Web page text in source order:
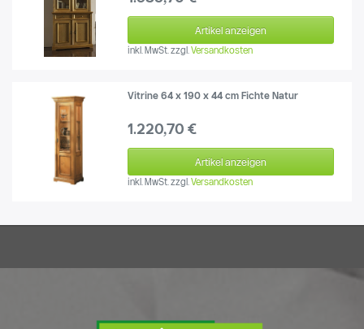
Artikel anzeigen
inkl. MwSt. zzgl.Versandkosten
Vitrine 64 x 190 x 44 cm Fichte Natur
1.220,70 €
Artikel anzeigen
inkl. MwSt. zzgl.Versandkosten